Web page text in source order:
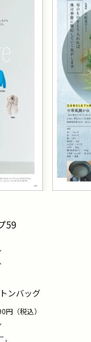
59
ンバッグ
円（税込）